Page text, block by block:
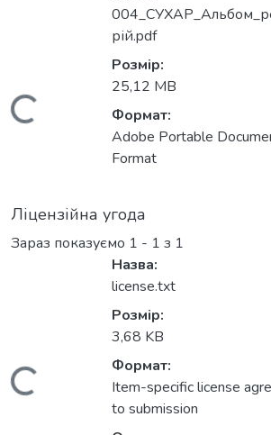
Вантажиться...
рій.pdf
Розмір:
25,12 MB
Формат:
Adobe Portable
Format
Ліцензійна угода
Зараз показуємо 1 - 1 з 1
Вантажиться...
Назва:
license.txt
Розмір:
3,68 KB
Формат:
Item-specific license
to submission